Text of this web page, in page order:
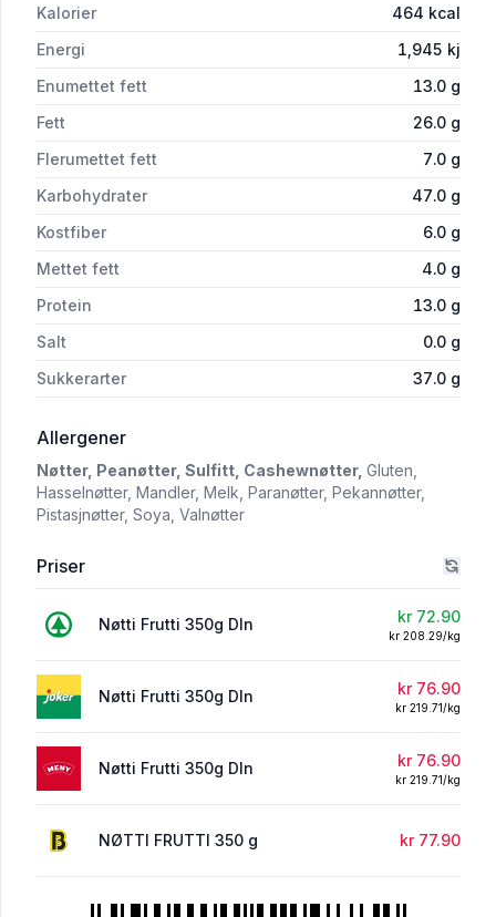
Kalorier 464 kcal
Energi
1,945 kj
Enumettet fett
13.0 g
Fett
26.0 g
Flerumettet fett
7.0 g
Karbohydrater
47.0 g
Kostfiber
6.0 g
Mettet fett
4.0 g
Protein
13.0 g
Salt
0.0 g
Sukkerarter
37.0 g
Allergeneri 'Nøtti Frutti 350g Dln'
Nøtter, Peanøtter, Sulfitt, Cashewnøtter, Gluten,
Hasselnøtter, Mandler, Melk, Paranøtter, Pekannøtter,
Pistasjnøtter, Soya, Valnøtter
Priser
Nøtti Frutti 350g Dln kr 72.90
kr 208.29/kg
Nøtti Frutti 350g Dln kr 76.90
kr 219.71/kg
Nøtti Frutti 350g Dln kr 76.90
kr 219.71/kg
NØTTI FRUTTI 350 g kr 77.90